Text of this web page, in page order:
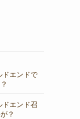
ドエンドで
エンド召
？